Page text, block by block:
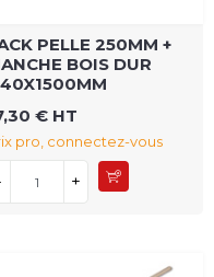
PELLE 250MM +
BOIS DUR
€ HT
pro, connectez-vous
+